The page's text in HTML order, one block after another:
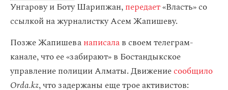
Унгарову и Боту Шарипжан,передает«Власть» со
ссылкой на журналистку Асем Жапишеву.
Позже Жапишеванаписалав своем телеграм-
канале, что ее «забирают» в Бостандыкское
управление полиции Алматы. Движениесообщило
Orda.kz, что задержаны еще трое активистов: